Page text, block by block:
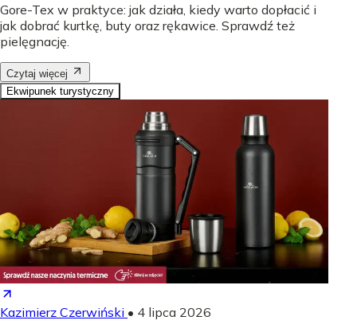
Gore-Tex w praktyce: jak działa, kiedy warto dopłacić i
jak dobrać kurtkę, buty oraz rękawice. Sprawdź też
pielęgnację.
Czytaj więcej
Ekwipunek turystyczny
Kazimierz Czerwiński • 4 lipca 2026